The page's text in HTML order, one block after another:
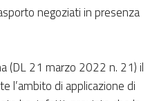
negoziati in presenza
(DL 21 marzo 2022 n. 21) il
l’ambito di applicazione di